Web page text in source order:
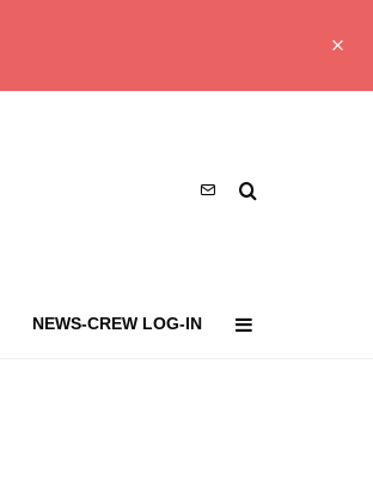
NEWS-CREW LOG-IN